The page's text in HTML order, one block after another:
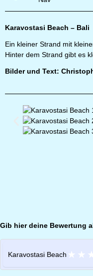
Karavostasi Beach – Bali
Ein kleiner Strand mit
Hinter dem Strand gibt es
Bilder und Text:
Gib hier deine Bewertung
Karavostasi Beach ★ ★